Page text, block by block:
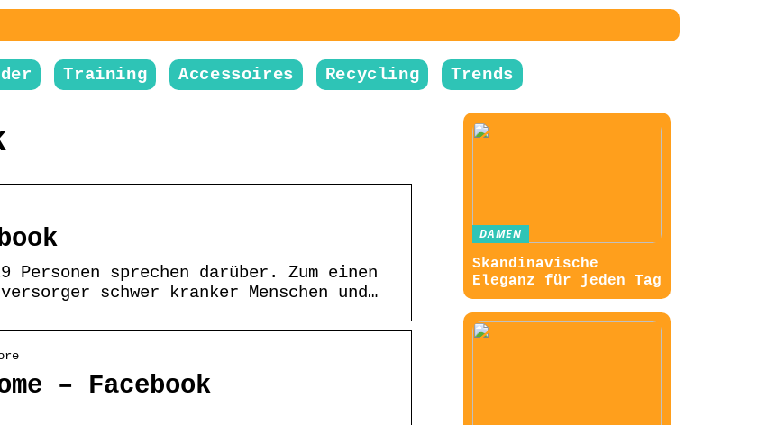
Training Accessoires Recycling Trends
sprechen darüber. Zum einen
schwer kranker Menschen und…
– Facebook
DAMEN
Skandinavische
Eleganz für jeden Tag